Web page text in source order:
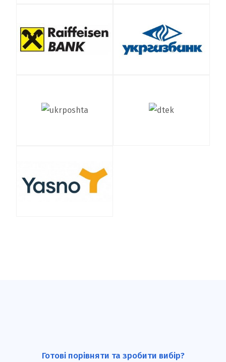
Готові порівняти та зробити вибір?